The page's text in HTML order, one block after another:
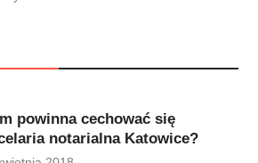
powinna cechować się
notarialna Katowice?